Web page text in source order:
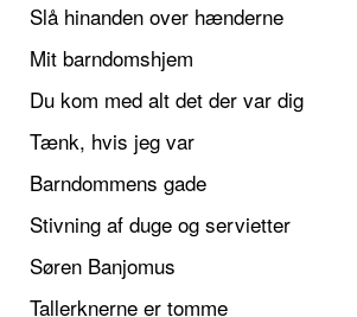
Slå hinanden over hænderne
Mit barndomshjem
Du kom med alt det der var dig
Tænk, hvis jeg var
Barndommens gade
Stivning af duge og servietter
Søren Banjomus
Tallerknerne er tomme